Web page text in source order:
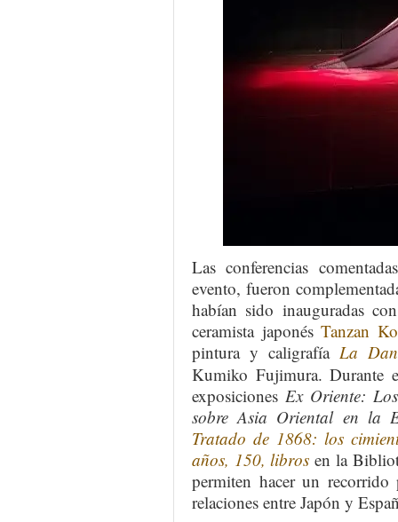
Las conferencias
evento, fueron
habían sido inauguradas
ceramista japonésTanzan
pintura y caligrafía La
Kumiko Fujimura. Durante
exposiciones Ex Oriente:
sobre Asia Oriental en la
Tratado de 1868: los
años, 150, libros en la
permiten hacer un
relaciones entre Japón y